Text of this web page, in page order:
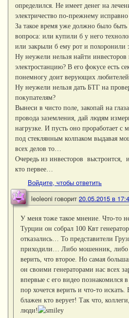
определился. Не имеет денег на
электричество по-прежнему
За такое время уже должно было быть
вопроса: или купили б у него
или закрыли б ему рот и похоронили
Ну неужели нельзя найти
электростанцию? В его фокусе есть
понемногу доит верующих
Ну неужели нельзя дать БТГ на
покупателям?
Вынеси в чисто поле, закопай на
провода заземления, дай людям
нагрузке. И пусть оно проработает с
под стеклянным колпаком выдавая
всех делов то…
Очередь из инвесторов выстроится,
кто первее…
Войдите, чтобы ответить
leoleoni говорит 20.05.2015 в
У меня тоже такое мнение. Что-то
Турции он собрал 100 Квт
отказались… То представители
приходили… Либо мошенник, либо
верить, что второе. Но самая
он своими генераторами нас всех
впервые с его видео познакомился
пор хочется верить и что-то
блажен кто верует! Так что,
люди!